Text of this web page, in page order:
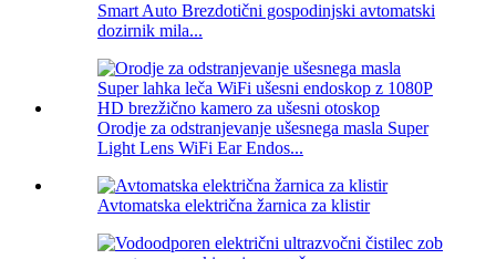
Smart Auto Brezdotični gospodinjski avtomatski
dozirnik mila...
Orodje za odstranjevanje ušesnega masla Super
Light Lens WiFi Ear Endos...
Avtomatska električna žarnica za klistir